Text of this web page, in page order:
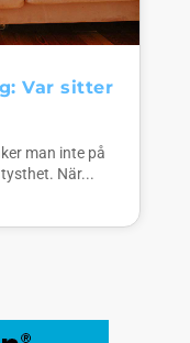
Var sitter
man inte på
När...